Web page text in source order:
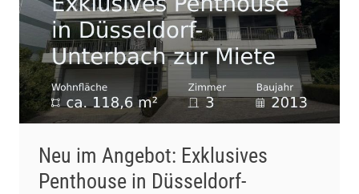
Neu im Angebot: Exklusives
Penthouse in Düsseldorf-